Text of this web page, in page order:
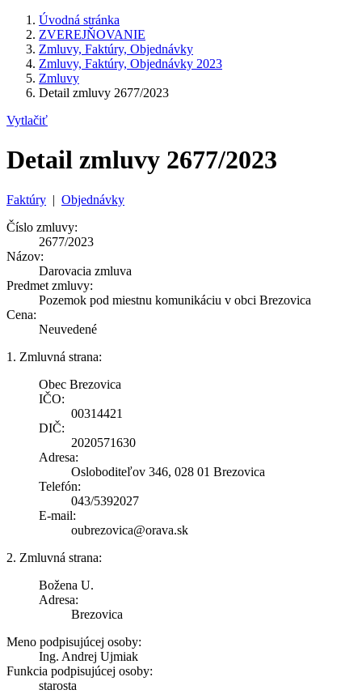
Úvodná stránka
ZVEREJŇOVANIE
Zmluvy, Faktúry, Objednávky
Zmluvy, Faktúry, Objednávky 2023
Zmluvy
Detail zmluvy 2677/2023
Vytlačiť
Detail zmluvy 2677/2023
Faktúry | Objednávky
Číslo zmluvy:
2677/2023
Názov:
Darovacia zmluva
Predmet zmluvy:
Pozemok pod miestnu komunikáciu v obci Brezovica
Cena:
Neuvedené
1. Zmluvná strana:
Obec Brezovica
IČO:
00314421
DIČ:
2020571630
Adresa:
Osloboditeľov 346, 028 01 Brezovica
Telefón:
043/5392027
E-mail:
oubrezovica@orava.sk
2. Zmluvná strana:
Božena U.
Adresa:
Brezovica
Meno podpisujúcej osoby:
Ing. Andrej Ujmiak
Funkcia podpisujúcej osoby:
starosta